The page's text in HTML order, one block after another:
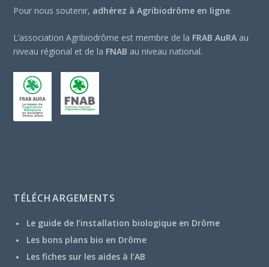
Pour nous soutenir, adhérez à Agribiodrôme en ligne.
L’association Agribiodrôme est membre de la FRAB AuRA au
niveau régional et de la FNAB au niveau national.
TÉLÉCHARGEMENTS
Le guide de l’installation biologique en Drôme
Les bons plans bio en Drôme
Les fiches sur les aides à l’AB